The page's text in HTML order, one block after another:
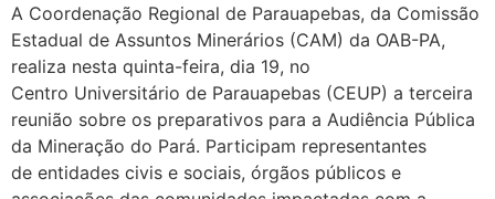
A Coordenação Regional de Parauapebas, da Comissão
Estadual de Assuntos Minerários (CAM) da OAB-PA,
realiza nesta quinta-feira, dia 19, no
Centro Universitário de Parauapebas (CEUP) a terceira
reunião sobre os preparativos para a Audiência Pública
da Mineração do Pará. Participam representantes
de entidades civis e sociais, órgãos públicos e